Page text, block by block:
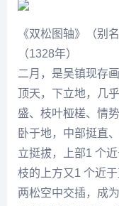
《双松图轴》（别
（1328年）
二月，是吴镇现存
顶天，下立地，几
盛、枝叶桠槎、情
卧于地，中部挺直
立挺拔，上部1 个
枝的上方又1 个近
两松空中交插，成